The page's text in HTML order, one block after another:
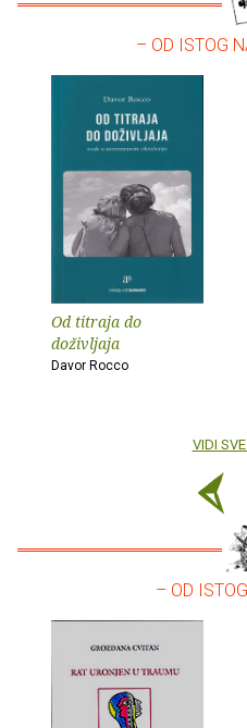
– OD ISTOG
Od titraja do
doživljaja
Davor Rocco
VIDI
– OD